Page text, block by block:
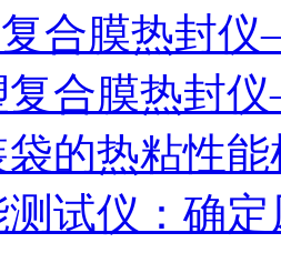
复合膜热封
复合膜热封
的热粘性
试仪：确